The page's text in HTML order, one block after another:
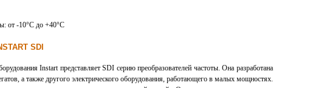
от -10°С до +40°С
SDI
Instart представляет SDI серию преобразователей частоты. Она разработана
а также другого электрического оборудования, работающего в малых мощностях.